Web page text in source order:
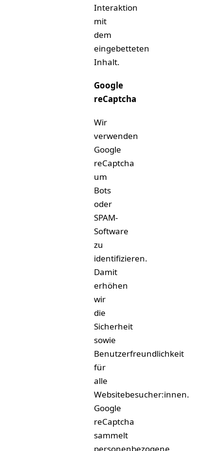
Interaktion
mit
dem
eingebetteten
Inhalt.
Google
reCaptcha
Wir
verwenden
Google
reCaptcha
um
Bots
oder
SPAM-
Software
zu
identifizieren.
Damit
erhöhen
wir
die
Sicherheit
sowie
Benutzerfreundlichkeit
für
alle
Websitebesucher:innen.
Google
reCaptcha
sammelt